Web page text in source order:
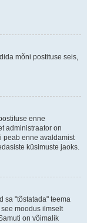
mõni postituse seis,
enne
administraator on
peab enne avaldamist
küsimuste jaoks.
sa "tõstatada" teema
moodus ilmselt
on võimalik